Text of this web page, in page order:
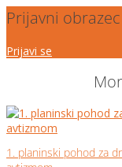
Prijavni obrazec
Prijavi se
1. planinski pohod za